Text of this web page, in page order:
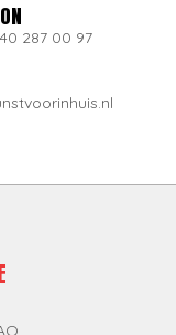
287 00 97